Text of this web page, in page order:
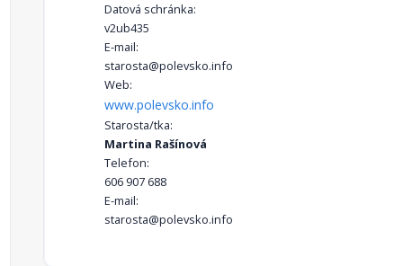
Datová schránka:
v2ub435
E-mail:
starosta@polevsko.info
Web:
www.polevsko.info
Starosta/tka:
Martina Rašínová
Telefon:
606 907 688
E-mail:
starosta@polevsko.info